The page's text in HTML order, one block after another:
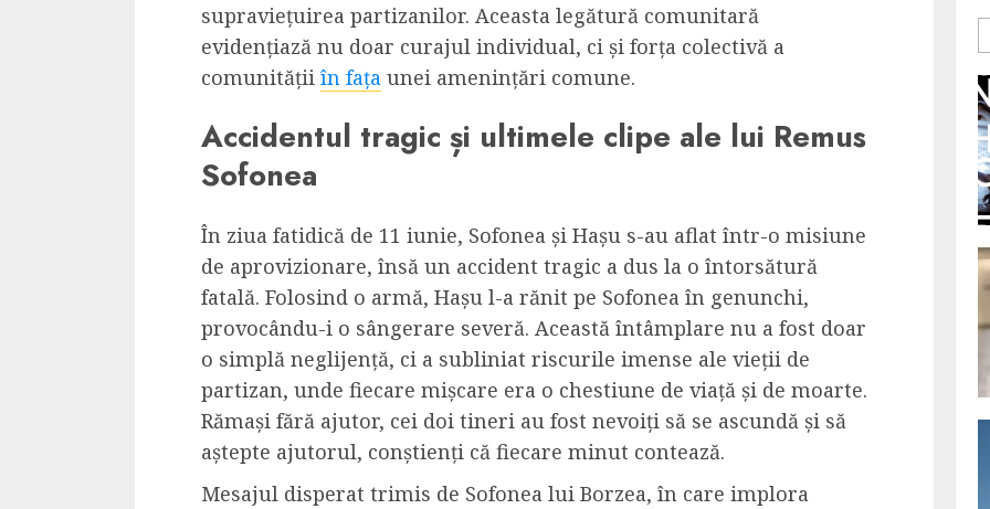
supraviețuirea partizanilor. Aceasta legătură comunitară
evidențiază nu doar curajul individual, ci și forța colectivă a
comunității în fața unei amenințări comune.
Accidentul tragic și ultimele clipe ale lui Remus
Sofonea
În ziua fatidică de 11 iunie, Sofonea și Hașu s-au aflat într-o misiune
de aprovizionare, însă un accident tragic a dus la o întorsătură
fatală. Folosind o armă, Hașu l-a rănit pe Sofonea în genunchi,
provocându-i o sângerare severă. Această întâmplare nu a fost doar
o simplă neglijență, ci a subliniat riscurile imense ale vieții de
partizan, unde fiecare mișcare era o chestiune de viață și de moarte.
Rămași fără ajutor, cei doi tineri au fost nevoiți să se ascundă și să
aștepte ajutorul, conștienți că fiecare minut contează.
Mesajul disperat trimis de Sofonea lui Borzea, în care implora